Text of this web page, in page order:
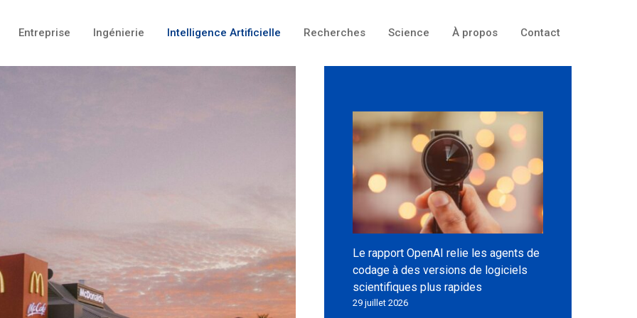
Entreprise Ingénierie Intelligence Artificielle Recherches Science À propos Contact
Le rapport OpenAI relie les agents de
codage à des versions de logiciels
scientifiques plus rapides
29 juillet 2026